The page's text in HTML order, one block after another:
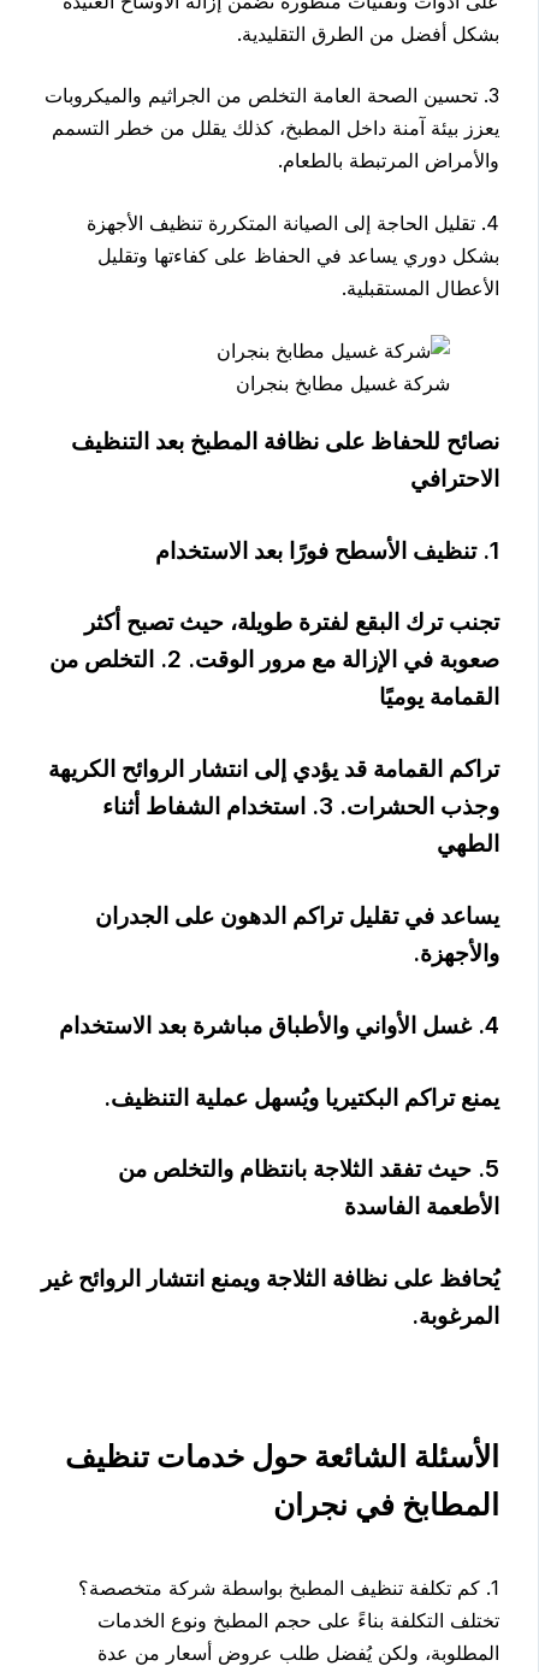
بشكل أفضل من الطرق التقليدية.
3. تحسين الصحة العامة التخلص من الجراثيم والميكروبات
يعزز بيئة آمنة داخل المطبخ، كذلك يقلل من خطر التسمم
والأمراض المرتبطة بالطعام.
4. تقليل الحاجة إلى الصيانة المتكررة تنظيف الأجهزة
بشكل دوري يساعد في الحفاظ على كفاءتها وتقليل
الأعطال المستقبلية.
شركة غسيل مطابخ بنجران
نصائح للحفاظ على نظافة المطبخ بعد التنظيف
الاحترافي
تجنب ترك البقع لفترة طويلة، حيث تصبح أكثر
صعوبة في الإزالة مع مرور الوقت. 2. التخلص من
القمامة يوميًا
تراكم القمامة قد يؤدي إلى انتشار الروائح الكريهة
وجذب الحشرات. 3. استخدام الشفاط أثناء
الطهي
يساعد في تقليل تراكم الدهون على الجدران
والأجهزة.
يمنع تراكم البكتيريا ويُسهل عملية التنظيف.
5. حيث تفقد الثلاجة بانتظام والتخلص من
الأطعمة الفاسدة
يُحافظ على نظافة الثلاجة ويمنع انتشار الروائح غير
المرغوبة.
الأسئلة الشائعة حول خدمات تنظيف
المطابخ في نجران
1. كم تكلفة تنظيف المطبخ بواسطة شركة متخصصة؟
تختلف التكلفة بناءً على حجم المطبخ ونوع الخدمات
المطلوبة، ولكن يُفضل طلب عروض أسعار من عدة